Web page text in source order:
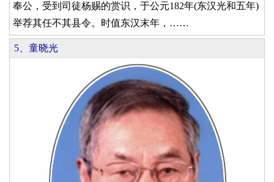
奉公，受到司徒杨赐的赏识，于公元182年(东汉光和五年)
举荐其任不其县令。时值东汉末年，……
5、童晓光